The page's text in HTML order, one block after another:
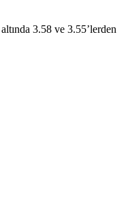
3.58 ve 3.55’lerden